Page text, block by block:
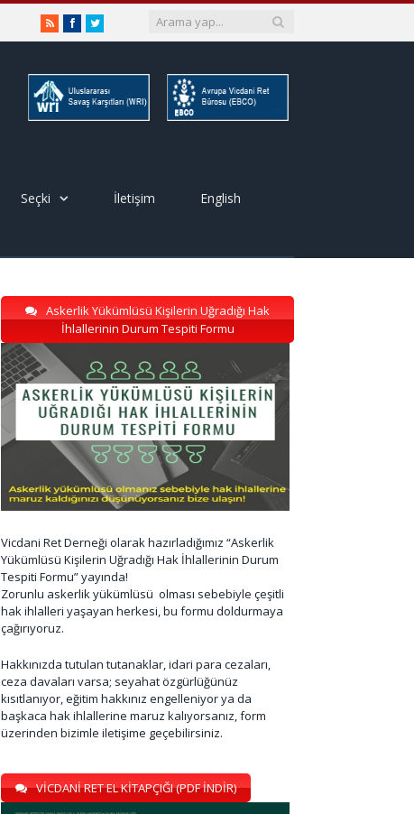
RSSFacebookTwitter
Seçki İletişim English
Askerlik Yükümlüsü Kişilerin Uğradığı Hak
İhlallerinin Durum Tespiti Formu
Vicdani Ret Derneği olarak hazırladığımız “Askerlik
Yükümlüsü Kişilerin Uğradığı Hak İhlallerinin Durum
Tespiti Formu” yayında!
Zorunlu askerlik yükümlüsü olması sebebiyle çeşitli
hak ihlalleri yaşayan herkesi, bu formu doldurmaya
çağırıyoruz.
Hakkınızda tutulan tutanaklar, idari para cezaları,
ceza davaları varsa; seyahat özgürlüğünüz
kısıtlanıyor, eğitim hakkınız engelleniyor ya da
başkaca hak ihlallerine maruz kalıyorsanız, form
üzerinden bizimle iletişime geçebilirsiniz.
VİCDANİ RET EL KİTAPÇIĞI (PDF İNDİR)